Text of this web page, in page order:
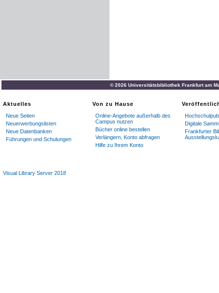
© 2026 Universitätsbibliothek Frankfurt am
Aktuelles
Neue Seiten
Neuerwerbungslisten
Neue Datenbanken
Führungen und Schulungen
Von zu Hause
Online-Angebote außerhalb des
Campus nutzen
Bücher online bestellen
Verlängern, Konto abfragen
Hilfe zu Ihrem Konto
Digitale
Frankfurter
Visual Library Server 2018